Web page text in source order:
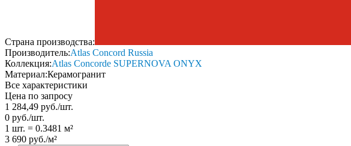
Страна производства:
Производитель:Atlas Concord Russia
Коллекция:Atlas Concorde SUPERNOVA ONYX
Материал:Керамогранит
Все характеристики
Цена по запросу
1 284,49 руб./шт.
0 руб./шт.
1 шт. = 0.3481 м²
3 690 руб./м²